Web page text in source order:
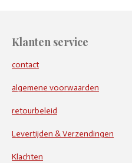
Klanten service
contact
algemene voorwaarden
retourbeleid
Levertijden & Verzendingen
Klachten